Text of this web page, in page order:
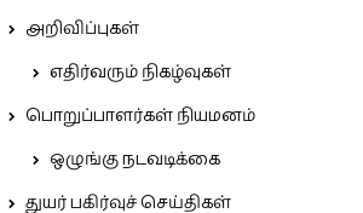
அறிவிப்புகள்
எதிர்வரும் நிகழ்வுகள்
பொறுப்பாளர்கள் நியமனம்
ஒழுங்கு நடவடிக்கை
துயர் பகிர்வுச் செய்திகள்